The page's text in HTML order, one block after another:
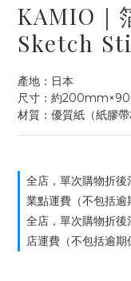
KAMIO｜
Sketch
產地：日本
尺寸：約
材質：優質紙（紙膠
全店，單次購物折
業點運費（不包括逾
全店，單次購物折
店運費（不包括逾期